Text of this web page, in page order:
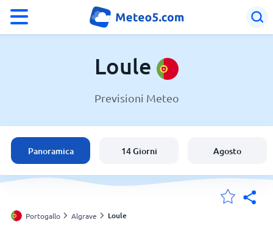
Portogallo
Italia
Svizzera
Loule
Previsioni Meteo
Panoramica 14 Giorni Agosto
Portogallo Algrave Loule